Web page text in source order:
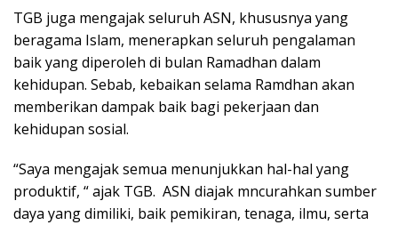
TGB juga mengajak seluruh ASN, khususnya yang
beragama Islam, menerapkan seluruh pengalaman
baik yang diperoleh di bulan Ramadhan dalam
kehidupan. Sebab, kebaikan selama Ramdhan akan
memberikan dampak baik bagi pekerjaan dan
kehidupan sosial.
“Saya mengajak semua menunjukkan hal-hal yang
produktif, “ ajak TGB. ASN diajak mncurahkan sumber
daya yang dimiliki, baik pemikiran, tenaga, ilmu, serta